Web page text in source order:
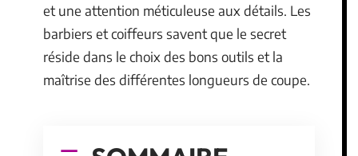
et une attention méticuleuse aux détails. Les
barbiers et coiffeurs savent que le secret
réside dans le choix des bons outils et la
maîtrise des différentes longueurs de coupe.